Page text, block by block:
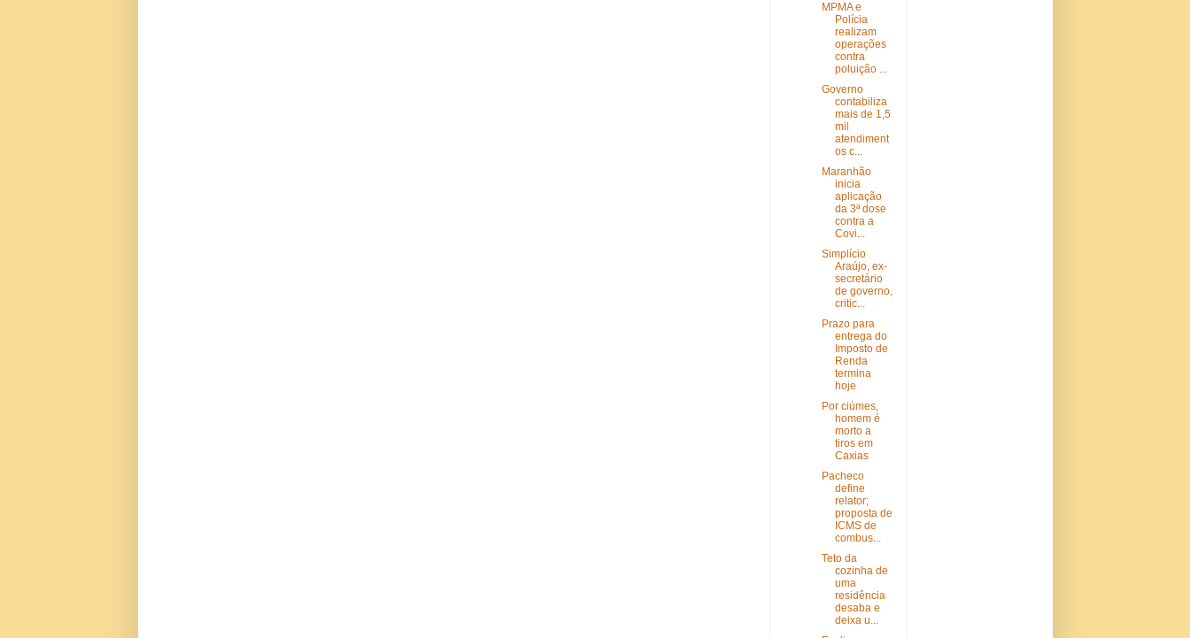
MPMA e
Polícia
realizam
operações
contra
poluição ...
Governo
contabiliza
mais de 1,5
mil
atendiment
os c...
Maranhão
inicia
aplicação
da 3ª dose
contra a
Covi...
Simplício
Araújo, ex-
secretário
de governo,
critic...
Prazo para
entrega do
Imposto de
Renda
termina
hoje
Por ciúmes,
homem é
morto a
tiros em
Caxias
Pacheco
define
relator;
proposta de
ICMS de
combus...
Teto da
cozinha de
uma
residência
desaba e
deixa u...